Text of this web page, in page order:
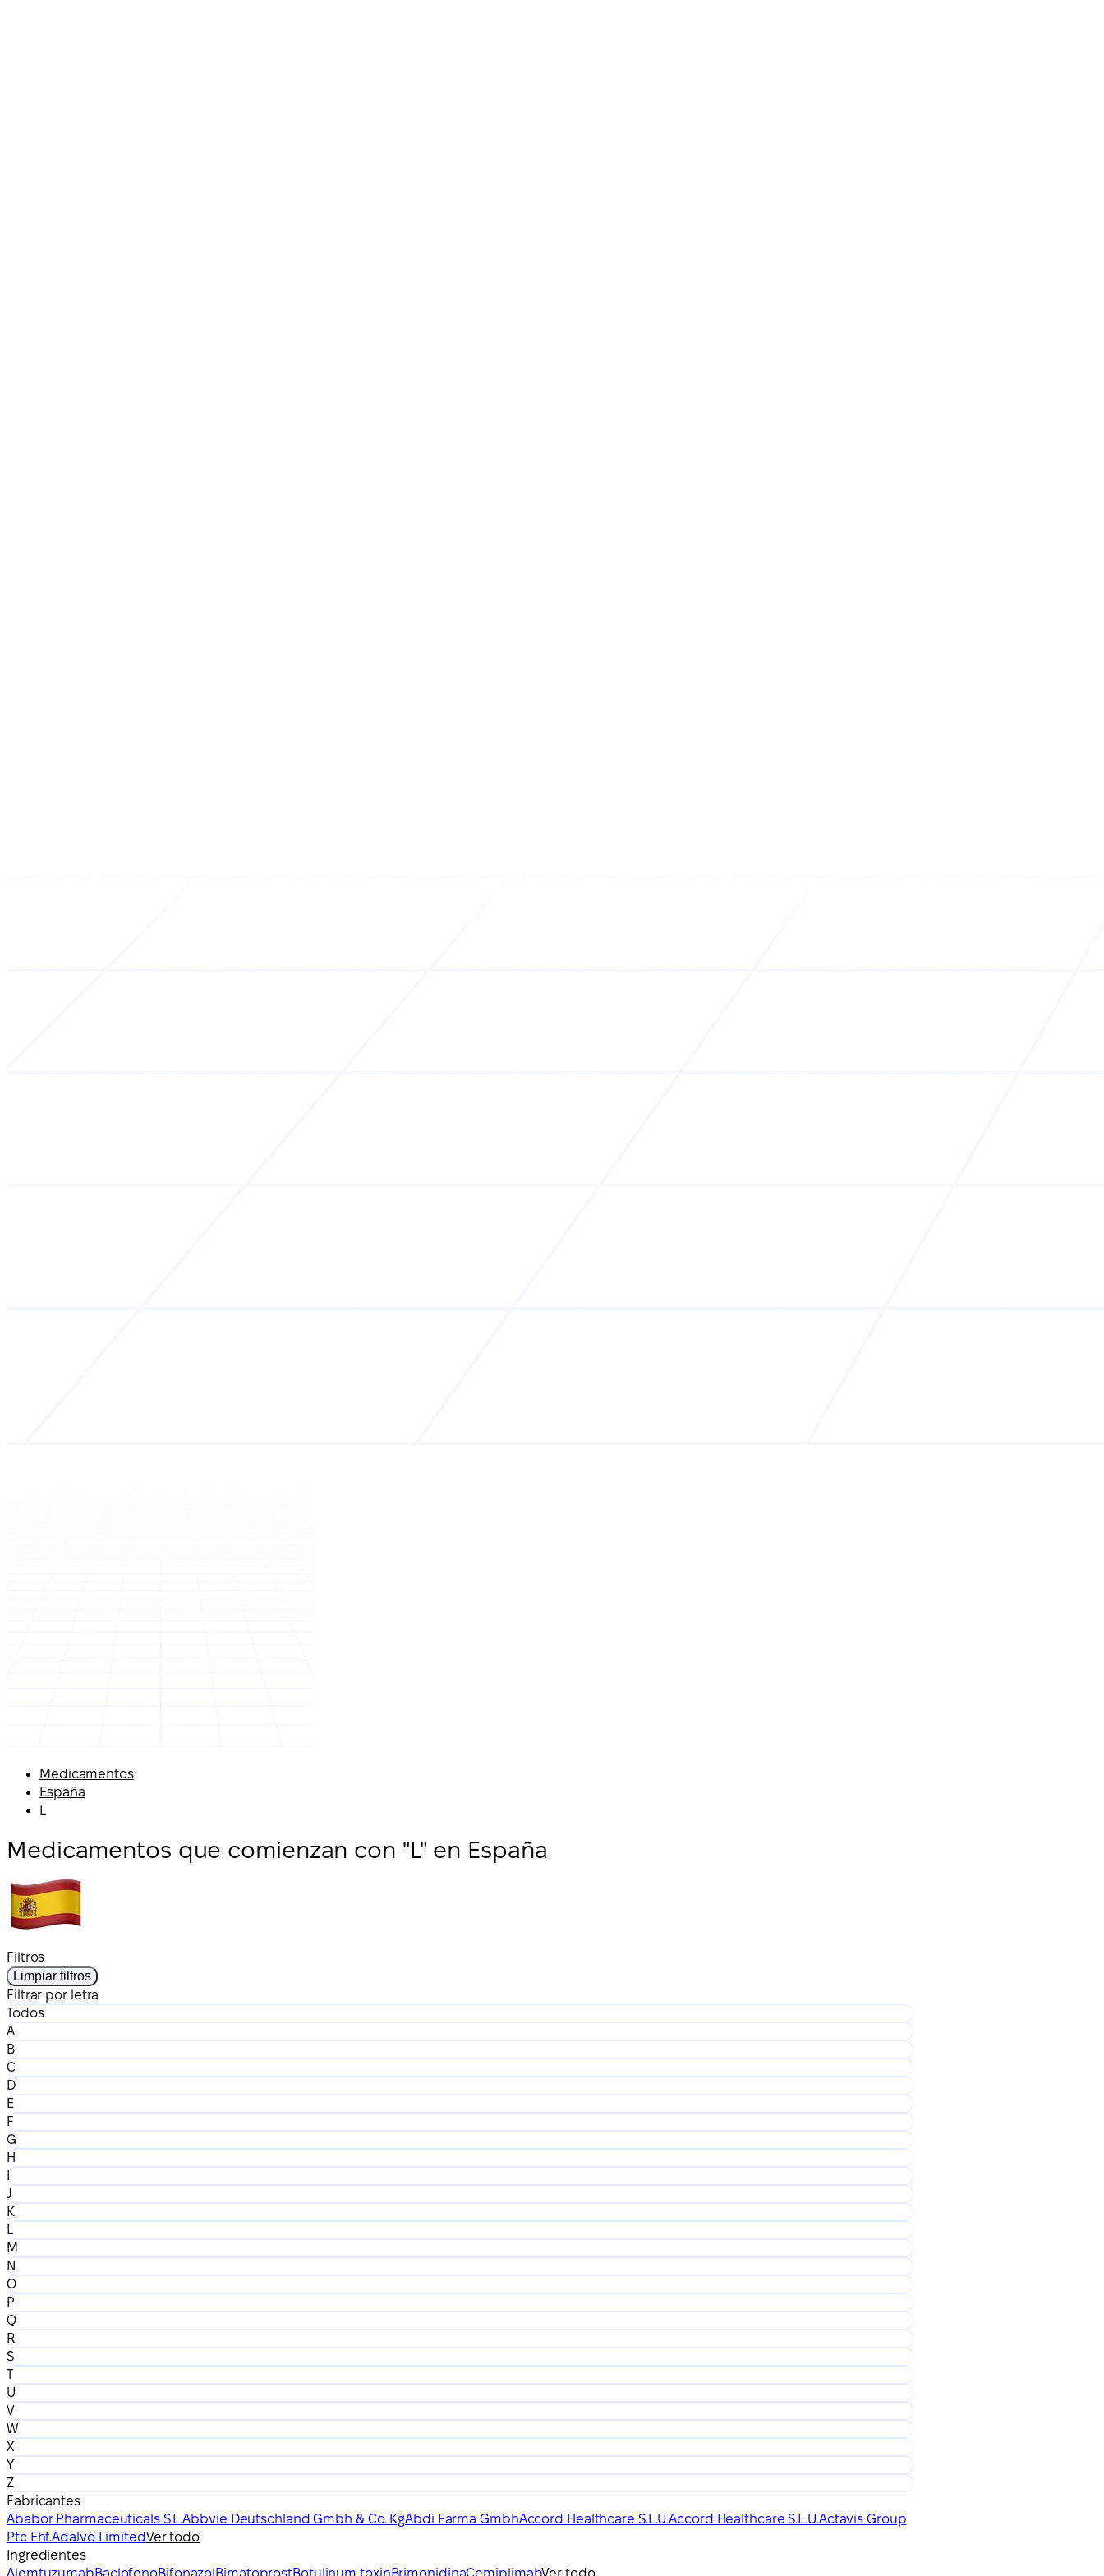
Medicamentos
España
L
Medicamentos que comienzan con "L" en España
Filtros
Limpiar filtros
Filtrar por letra
Todos
A
B
C
D
E
F
G
H
I
J
K
L
M
N
O
P
Q
R
S
T
U
V
W
X
Y
Z
Fabricantes
Ababor Pharmaceuticals S.L.Abbvie Deutschland Gmbh & Co. KgAbdi Farma GmbhAccord Healthcare S.L.U.Accord Healthcare S.L.U.Actavis Group
Ptc Ehf.Adalvo LimitedVer todo
Ingredientes
AlemtuzumabBaclofenoBifonazolBimatoprostBotulinum toxinBrimonidinaCemiplimabVer todo